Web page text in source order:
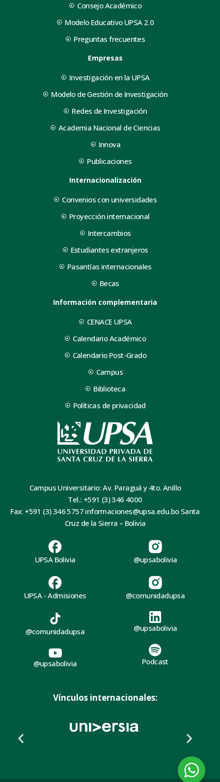
Consejo Académico
Modelo Educativo UPSA 2.0
Preguntas frecuentes
Empresas
Investigación en la UPSA
Modelo de Gestión de Investigación
Redes de Investigación
Academia Nacional de Ciencias
Innova
Publicaciones
Internacionalización
Convenios con universidades
Proyección internacional
Intercambios
Estudiantes extranjeros
Pasantías internacionales
Becas
Información complementaria
CENACE UPSA
Calendario Académico
Calendario Post-Grado
Campus
Biblioteca
Políticas de privacidad
Campus Universitario: Av. Paraguá y 4to. Anillo
Tel.: +591 (3) 346 4000
Fax: +591 (3) 346 5757 informaciones@upsa.edu.bo Santa
Cruz de la Sierra – Bolivia
UPSA Bolivia
UPSA - Admisiones
@upsabolivia
@comunidadupsa
@comunidadupsa
@upsabolivia
@upsabolivia
Podcast
Vínculos internacionales: